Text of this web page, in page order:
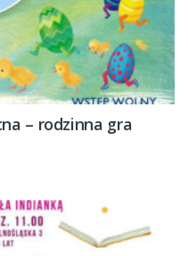
– rodzinna gra